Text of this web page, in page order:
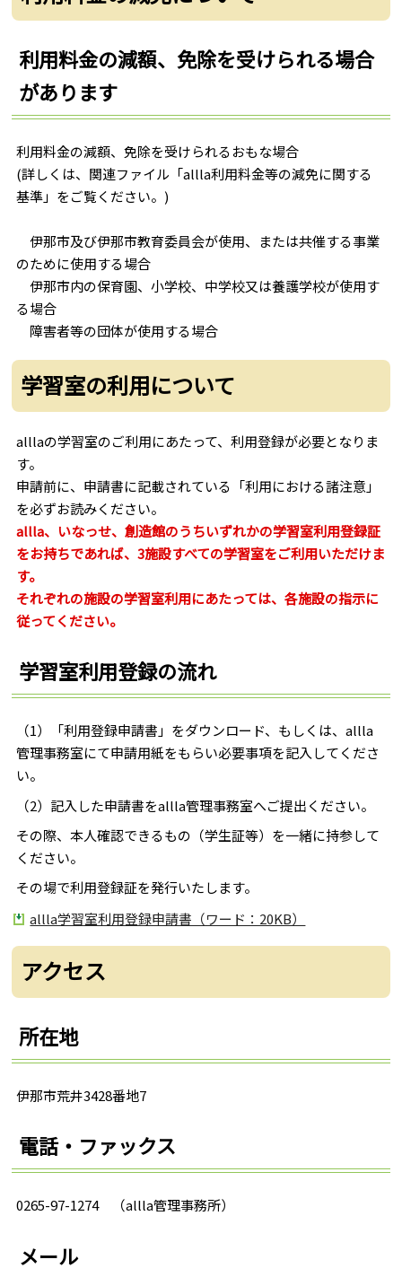
利用料金の減額、免除を受けられる場合
があります
利用料金の減額、免除を受けられるおもな場合
(詳しくは、関連ファイル「allla利用料金等の減免に関する
基準」をご覧ください。)
伊那市及び伊那市教育委員会が使用、または共催する事業
のために使用する場合
伊那市内の保育園、小学校、中学校又は養護学校が使用す
る場合
障害者等の団体が使用する場合
学習室の利用について
alllaの学習室のご利用にあたって、利用登録が必要となりま
す。
申請前に、申請書に記載されている「利用における諸注意」
を必ずお読みください。
allla、いなっせ、創造館のうちいずれかの学習室利用登録証
をお持ちであれば、3施設すべての学習室をご利用いただけま
す。
それぞれの施設の学習室利用にあたっては、各施設の指示に
従ってください。
学習室利用登録の流れ
（1）「利用登録申請書」をダウンロード、もしくは、allla
管理事務室にて申請用紙をもらい必要事項を記入してくださ
い。
（2）記入した申請書をallla管理事務室へご提出ください。
その際、本人確認できるもの（学生証等）を一緒に持参して
ください。
その場で利用登録証を発行いたします。
allla学習室利用登録申請書（ワード：20KB）
アクセス
所在地
伊那市荒井3428番地7
電話・ファックス
0265-97-1274 （allla管理事務所）
メール